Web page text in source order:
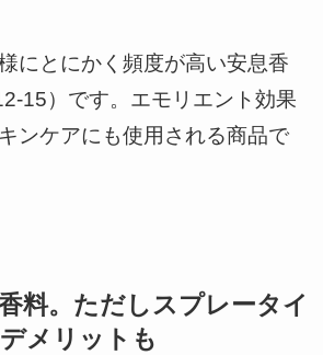
にとにかく頻度が高い安息香
15）です。エモリエント効果
ンケアにも使用される商品で
料。ただしスプレータイ
メリットも